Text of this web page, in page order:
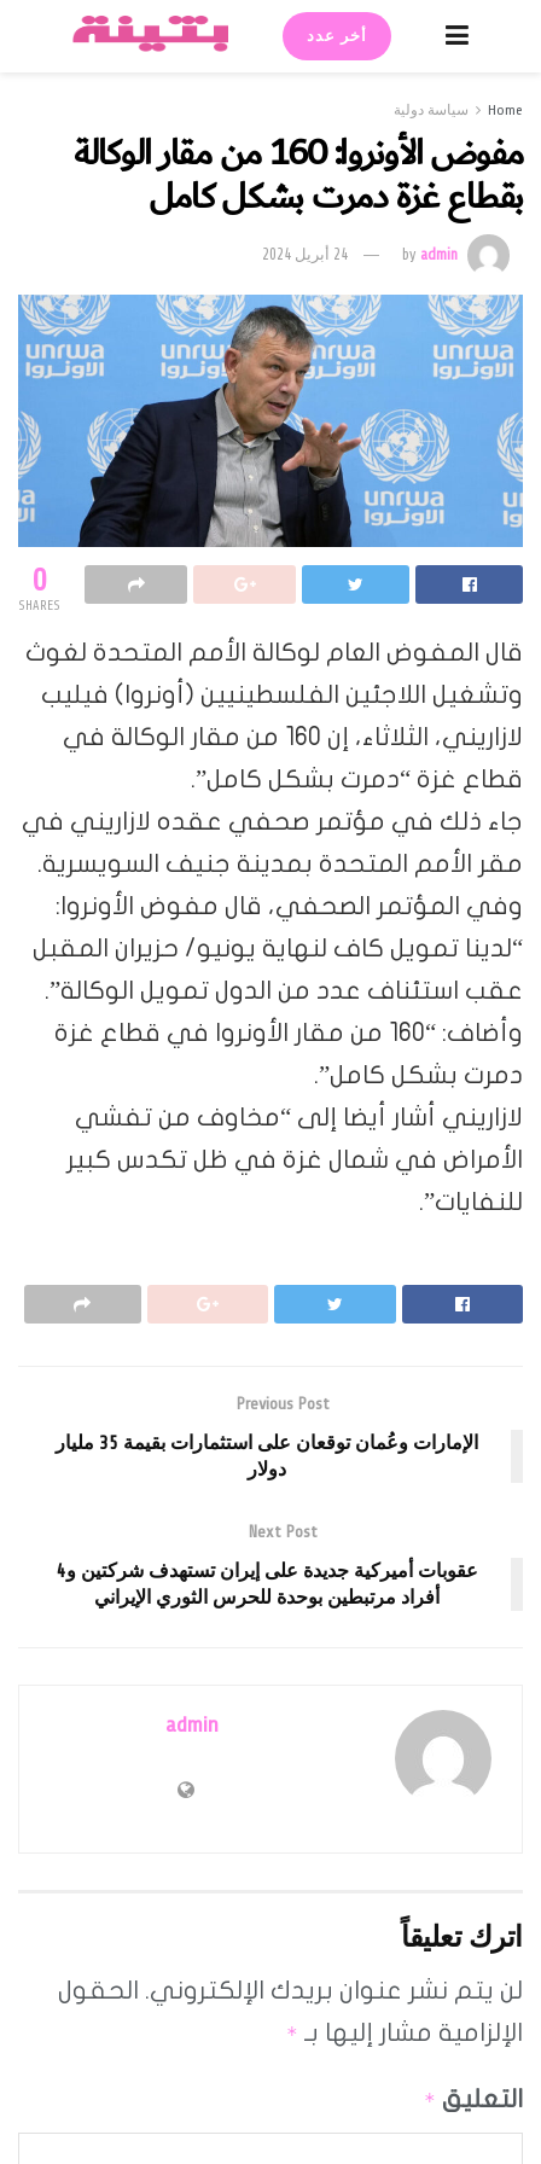
أخر عدد
Home سياسة دولية
مفوض الأونروا: 160 من مقار الوكالة
بقطاع غزة دمرت بشكل كامل
byadmin 24 أبريل 2024
0
SHARES
قال المفوض العام لوكالة الأمم المتحدة لغوث
وتشغيل اللاجئين الفلسطينيين (أونروا) فيليب
لازاريني، الثلاثاء، إن 160 من مقار الوكالة في
قطاع غزة “دمرت بشكل كامل”.
جاء ذلك في مؤتمر صحفي عقده لازاريني في
مقر الأمم المتحدة بمدينة جنيف السويسرية.
وفي المؤتمر الصحفي، قال مفوض الأونروا:
“لدينا تمويل كاف لنهاية يونيو/ حزيران المقبل
عقب استئناف عدد من الدول تمويل الوكالة”.
وأضاف: “160 من مقار الأونروا في قطاع غزة
دمرت بشكل كامل”.
لازاريني أشار أيضا إلى “مخاوف من تفشي
الأمراض في شمال غزة في ظل تكدس كبير
للنفايات”.
Previous Post
الإمارات وعُمان توقعان على استثمارات بقيمة 35 مليار
دولار
Next Post
عقوبات أميركية جديدة على إيران تستهدف شركتين و4
أفراد مرتبطين بوحدة للحرس الثوري الإيراني
admin
اترك تعليقاً
لن يتم نشر عنوان بريدك الإلكتروني. الحقول
الإلزامية مشار إليها بـ *
التعليق *